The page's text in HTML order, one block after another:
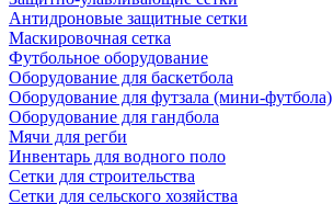
Антидроновые защитные сетки
Маскировочная сетка
Футбольное оборудование
Оборудование для баскетбола
Оборудование для футзала (мини-футбола)
Оборудование для гандбола
Мячи для регби
Инвентарь для водного поло
Сетки для строительства
Сетки для сельского хозяйства